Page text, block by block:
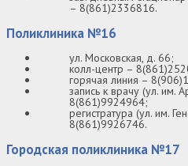
– 8(861)2336816.
Поликлиника №16
ул. Московская, д. 66;
колл-центр –
горячая линия –
запись к врачу (ул. им.
8(861)9924964;
регистратура (ул. им.
8(861)9926746.
Городская поликлиника №17